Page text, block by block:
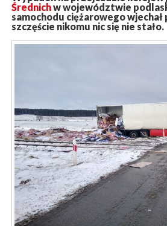
Średnichw województwie
samochodu ciężarowego
szczęście nikomu nic się nie stało.